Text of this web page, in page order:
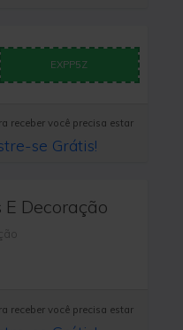
EXPP5Z
receber você precisa estar
se Grátis!
E Decoração
receber você precisa estar